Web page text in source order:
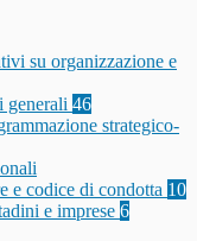
su organizzazione e
generali 46
strategico-
e codice di condotta 10
e imprese 6